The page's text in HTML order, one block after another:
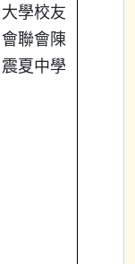
大學校友
會聯會陳
震夏中學